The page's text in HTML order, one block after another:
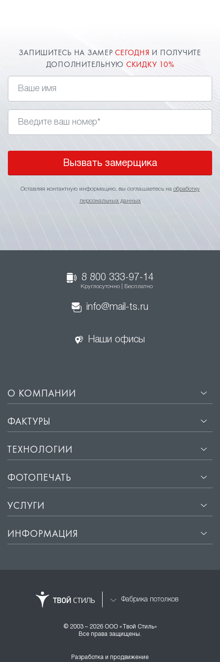
необыкновенное освещение. Заказать и
установить натяжные потолки в спальню вы
ЗАПИШИТЕСЬ НА ЗАМЕРСЕГОДНЯ И ПОЛУЧИТЕ
ДОПОЛНИТЕЛЬНУЮ СКИДКУ 10%
Вызвать замерщика
Оставляя контактную информацию, вы соглашаетесь на обработку
персональных данных
8 800 333-97-14
Круглосуточно | Бесплатно
info@mail-ts.ru
Наши офисы
О КОМПАНИИ
ФАКТУРЫ
ТЕХНОЛОГИИ
ФОТОПЕЧАТЬ
УСЛУГИ
ИНФОРМАЦИЯ
Фабрика потолков
© 2003 – 2026 ООО «Твой Стиль»
Все права защищены.
Разработка и продвижение